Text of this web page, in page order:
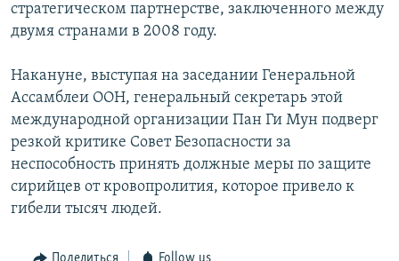
стратегическом партнерстве, заключенного между
двумя странами в 2008 году.
Накануне, выступая на заседании Генеральной
Ассамблеи ООН, генеральный секретарь этой
международной организации Пан Ги Мун подверг
резкой критике Совет Безопасности за
неспособность принять должные меры по защите
сирийцев от кровопролития, которое привело к
гибели тысяч людей.